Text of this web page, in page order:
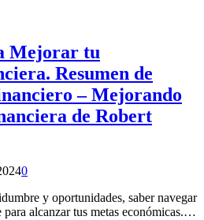
Mejorar tu
Resumen de
– Mejorando
de Robert
0
y oportunidades, saber navegar
para alcanzar tus metas económicas.…